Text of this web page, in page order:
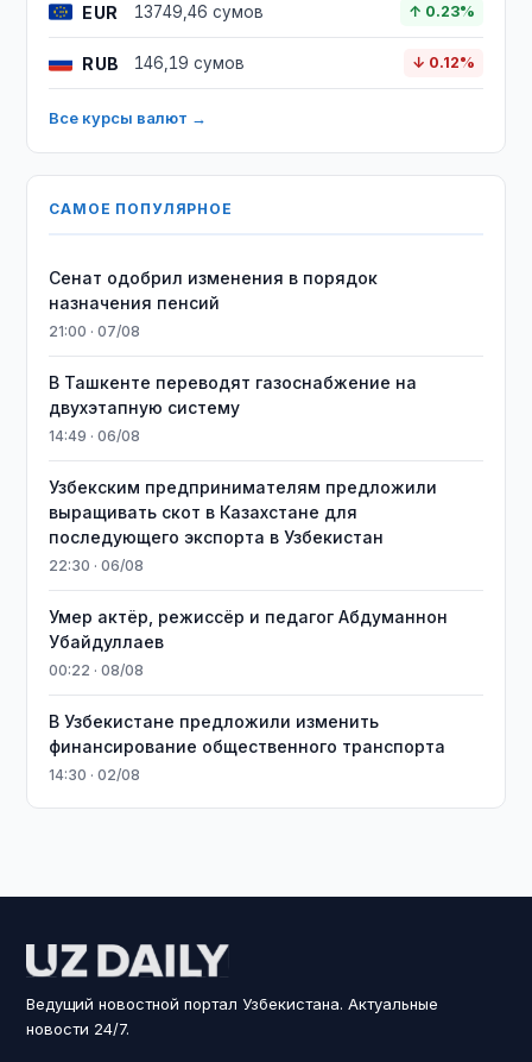
EUR 13749,46 сумов ↑ 0.23%
RUB 146,19 сумов ↓ 0.12%
Все курсы валют →
САМОЕ ПОПУЛЯРНОЕ
Сенат одобрил изменения в порядок
назначения пенсий
21:00 · 07/08
В Ташкенте переводят газоснабжение на
двухэтапную систему
14:49 · 06/08
Узбекским предпринимателям предложили
выращивать скот в Казахстане для
последующего экспорта в Узбекистан
22:30 · 06/08
Умер актёр, режиссёр и педагог Абдуманнон
Убайдуллаев
00:22 · 08/08
В Узбекистане предложили изменить
финансирование общественного транспорта
14:30 · 02/08
Ведущий новостной портал Узбекистана. Актуальные
новости 24/7.